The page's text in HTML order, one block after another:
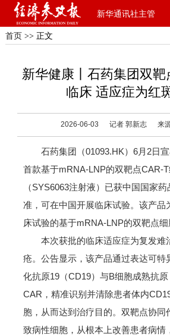
新华通讯社主管
首页 >> 正文
新华健康丨石药集团双靶
临床 适应症为红
2026-06-03 记者 郭新志 来
石药集团（01093.HK）6月2日
首款基于mRNA-LNP的双靶点CAR-
（SYS6063注射液）已获中国国家
准，可在中国开展临床试验。该产品
床试验的基于mRNA-LNP的双靶点细
本次获批的临床适应症为复发难
疮。公告显示，该产品通过表达可特
化抗原19（CD19）与B细胞成熟抗
CAR，精准识别并清除患者体内
胞，从而达到治疗目的。双靶点协同
致病性细胞，从根本上改善患者病情